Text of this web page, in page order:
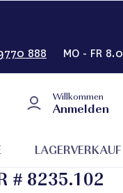
888 MO - FR
Willkommen
Anmelden
LAGERVERKAUF
# 8235.102